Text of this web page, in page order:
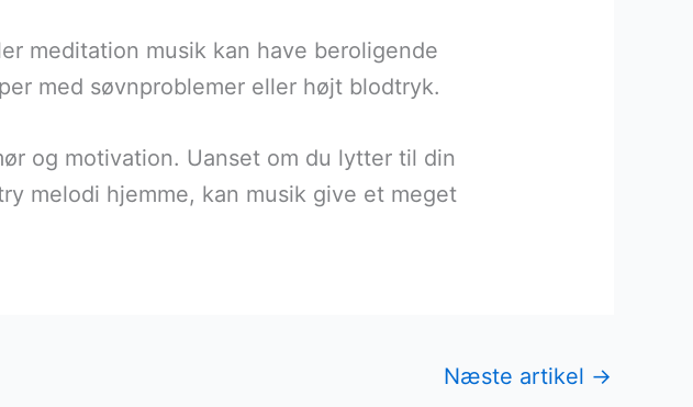
meditation musik kan have beroligende
med søvnproblemer eller højt blodtryk.
og motivation. Uanset om du lytter til din
melodi hjemme, kan musik give et meget
Næste artikel →